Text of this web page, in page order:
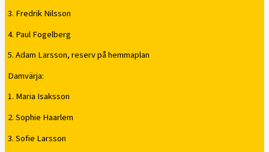
3. Fredrik Nilsson
4. Paul Fogelberg
5. Adam Larsson, reserv på hemmaplan
Damvärja:
1. Maria Isaksson
2. Sophie Haarlem
3. Sofie Larsson